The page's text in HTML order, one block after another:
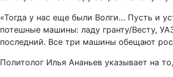
«Тогда у нас еще были Волги… Пусть и
потешные машины: ладу гранту/Весту,
последний. Все три машины обещают
Политолог Илья Ананьев указывает на